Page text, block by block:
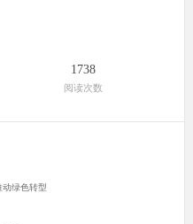
1738
阅读次数
绿色转型